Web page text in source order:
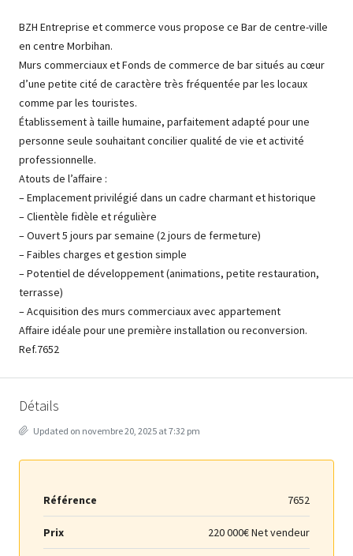
BZH Entreprise et commerce vous propose ce Bar de centre-ville
en centre Morbihan.
Murs commerciaux et Fonds de commerce de bar situés au cœur
d’une petite cité de caractère très fréquentée par les locaux
comme par les touristes.
Établissement à taille humaine, parfaitement adapté pour une
personne seule souhaitant concilier qualité de vie et activité
professionnelle.
Atouts de l’affaire :
– Emplacement privilégié dans un cadre charmant et historique
– Clientèle fidèle et régulière
– Ouvert 5 jours par semaine (2 jours de fermeture)
– Faibles charges et gestion simple
– Potentiel de développement (animations, petite restauration,
terrasse)
– Acquisition des murs commerciaux avec appartement
Affaire idéale pour une première installation ou reconversion.
Ref.7652
Détails
Updated on novembre 20, 2025 at 7:32 pm
Référence 7652
Prix 220 000€ Net vendeur